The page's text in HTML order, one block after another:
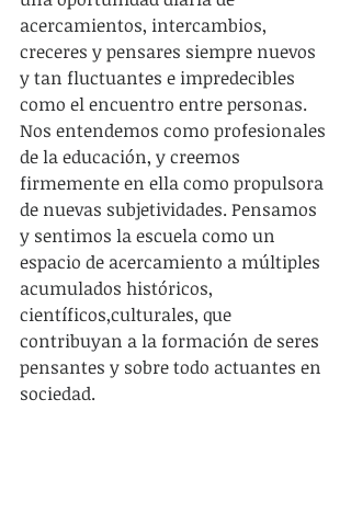
acercamientos, intercambios,
creceres y pensares siempre nuevos
y tan fluctuantes e impredecibles
como el encuentro entre personas.
Nos entendemos como profesionales
de la educación, y creemos
firmemente en ella como propulsora
de nuevas subjetividades. Pensamos
y sentimos la escuela como un
espacio de acercamiento a múltiples
acumulados históricos,
científicos,culturales, que
contribuyan a la formación de seres
pensantes y sobre todo actuantes en
sociedad.